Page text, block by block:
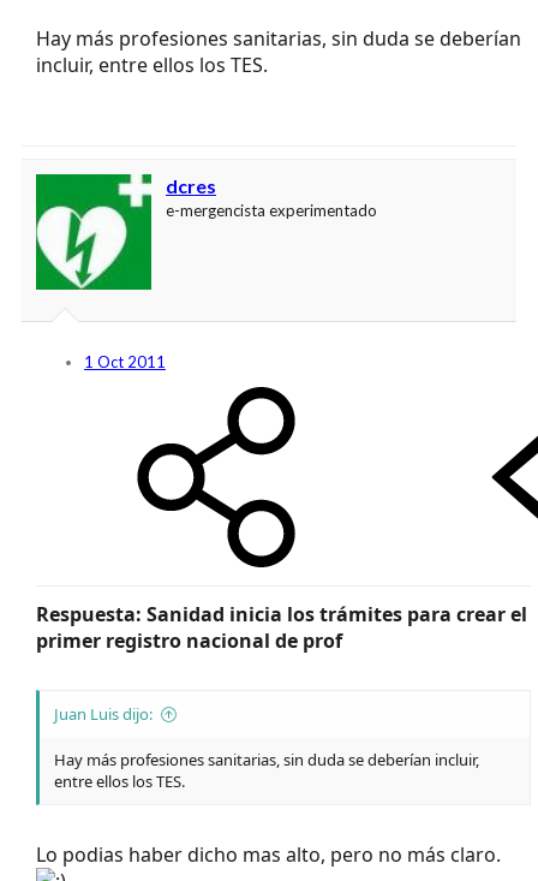
Hay más profesiones sanitarias, sin duda se deberían
incluir, entre ellos los TES.
dcres
e-mergencista experimentado
1 Oct 2011
Respuesta: Sanidad inicia los trámites para crear el
primer registro nacional de prof
Juan Luis dijo:
Hay más profesiones sanitarias, sin duda se deberían incluir,
entre ellos los TES.
Lo podias haber dicho mas alto, pero no más claro.